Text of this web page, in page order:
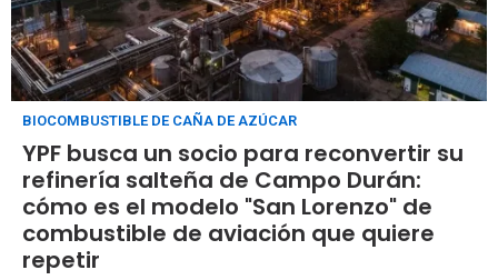
BIOCOMBUSTIBLE DE CAÑA DE AZÚCAR
YPF busca un socio para reconvertir su
refinería salteña de Campo Durán:
cómo es el modelo "San Lorenzo" de
combustible de aviación que quiere
repetir